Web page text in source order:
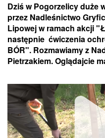
Dziś w Pogorzelicy duże
przez Nadleśnictwo
Lipowej w ramach akcji
następnie ćwiczenia
BÓR". Rozmawiamy z
Pietrzakiem. Oglądajcie